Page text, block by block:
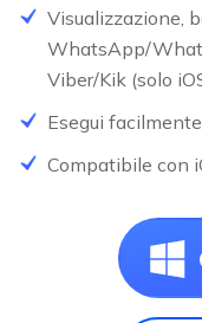
Visualizzazione,
WhatsApp/
Viber/Kik (solo
Esegui
Compatibile con